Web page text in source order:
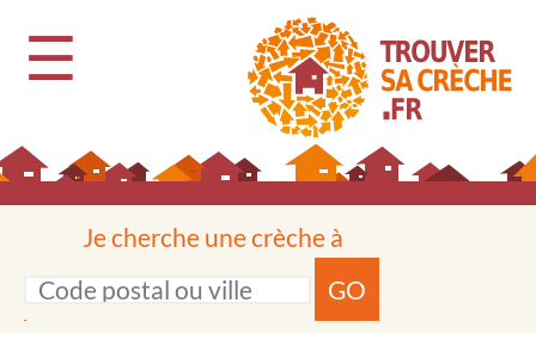
☰
Je cherche une crèche à
GO